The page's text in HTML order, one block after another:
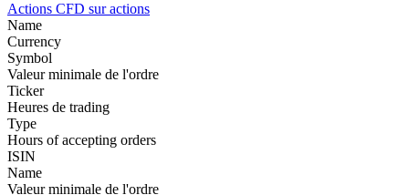
Actions CFD sur actions
Name
Currency
Symbol
Valeur minimale de l'ordre
Ticker
Heures de trading
Type
Hours of accepting orders
ISIN
Name
Valeur minimale de l'ordre